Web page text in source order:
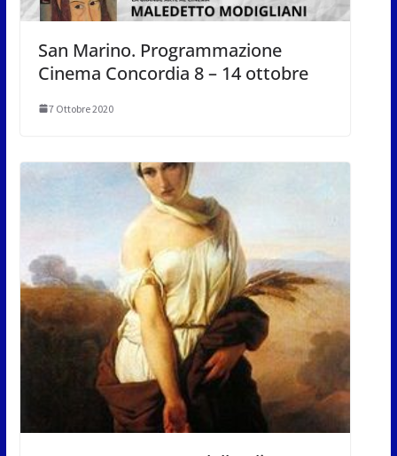
San Marino. Programmazione
Cinema Concordia 8 – 14 ottobre
7 Ottobre 2020